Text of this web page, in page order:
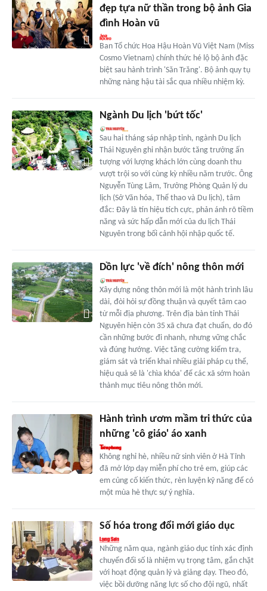
đẹp tựa nữ thần trong bộ ảnh Gia
đình Hoàn vũ
Ban Tổ chức Hoa Hậu Hoàn Vũ Việt Nam (Miss
Cosmo Vietnam) chính thức hé lộ bộ ảnh đặc
biệt sau hành trình 'Săn Trăng'. Bộ ảnh quy tụ
những nàng hậu tài sắc qua nhiều nhiệm kỳ.
Ngành Du lịch 'bứt tốc'
Sau hai tháng sáp nhập tỉnh, ngành Du lịch
Thái Nguyên ghi nhận bước tăng trưởng ấn
tượng với lượng khách lớn cùng doanh thu
vượt trội so với cùng kỳ nhiều năm trước. Ông
Nguyễn Tùng Lâm, Trưởng Phòng Quản lý du
lịch (Sở Văn hóa, Thể thao và Du lịch), tâm
đắc: Đây là tín hiệu tích cực, phản ánh rõ tiềm
năng và sức hấp dẫn mới của du lịch Thái
Nguyên trong bối cảnh hội nhập quốc tế.
Dồn lực 'về đích' nông thôn mới
Xây dựng nông thôn mới là một hành trình lâu
dài, đòi hỏi sự đồng thuận và quyết tâm cao
từ mỗi địa phương. Trên địa bàn tỉnh Thái
Nguyên hiện còn 35 xã chưa đạt chuẩn, do đó
cần những bước đi nhanh, nhưng vững chắc
và đúng hướng. Việc tăng cường kiểm tra,
giám sát và triển khai nhiều giải pháp cụ thể,
hiệu quả sẽ là 'chìa khóa' để các xã sớm hoàn
thành mục tiêu nông thôn mới.
Hành trình ươm mầm tri thức của
những 'cô giáo' áo xanh
Không nghỉ hè, nhiều nữ sinh viên ở Hà Tĩnh
đã mở lớp dạy miễn phí cho trẻ em, giúp các
em củng cố kiến thức, rèn luyện kỹ năng để có
một mùa hè thực sự ý nghĩa.
Số hóa trong đổi mới giáo dục
Những năm qua, ngành giáo dục tỉnh xác định
chuyển đổi số là nhiệm vụ trọng tâm, gắn chặt
với hoạt động quản lý và giảng dạy. Theo đó,
việc bồi dưỡng năng lực số cho đội ngũ, nhất